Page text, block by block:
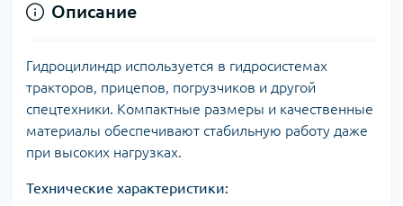
Описание
Гидроцилиндр используется в гидросистемах
тракторов, прицепов, погрузчиков и другой
спецтехники. Компактные размеры и качественные
материалы обеспечивают стабильную работу даже
при высоких нагрузках.
Технические характеристики: